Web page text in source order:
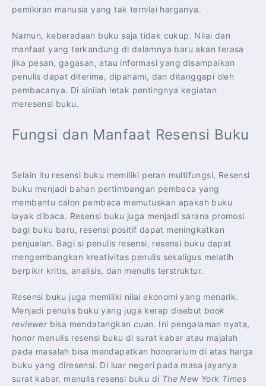
pemikiran manusia yang tak ternilai harganya.
Namun, keberadaan buku saja tidak cukup. Nilai dan
manfaat yang terkandung di dalamnya baru akan terasa
jika pesan, gagasan, atau informasi yang disampaikan
penulis dapat diterima, dipahami, dan ditanggapi oleh
pembacanya. Di sinilah letak pentingnya kegiatan
meresensi buku.
Fungsi dan Manfaat Resensi Buku
Selain itu resensi buku memiliki peran multifungsi, Resensi
buku menjadi bahan pertimbangan pembaca yang
membantu calon pembaca memutuskan apakah buku
layak dibaca. Resensi buku juga menjadi sarana promosi
bagi buku baru, resensi positif dapat meningkatkan
penjualan. Bagi si penulis resensi, resensi buku dapat
mengembangkan kreativitas penulis sekaligus melatih
berpikir kritis, analisis, dan menulis terstruktur.
Resensi buku juga memiliki nilai ekonomi yang menarik.
Menjadi penulis buku yang juga kerap disebut book
reviewer bisa mendatangkan cuan. Ini pengalaman nyata,
honor menulis resensi buku di surat kabar atau majalah
pada masalah bisa mendapatkan honorarium di atas harga
buku yang diresensi. Di luar negeri pada masa jayanya
surat kabar, menulis resensi buku di The New York Times